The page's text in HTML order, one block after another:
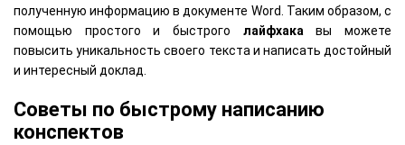
полученную информацию в документе Word. Таким образом, с
помощью простого и быстрого лайфхакавы можете
повысить уникальность своего текста и написать достойный
и интересный доклад.
Советы по быстрому написанию
конспектов